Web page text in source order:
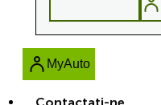
MyAuto